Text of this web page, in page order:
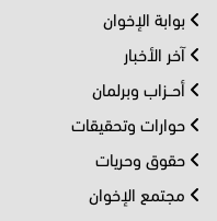
بوابة الإخوان
آخر الأخبار
أحــزاب وبرلمان
حوارات وتحقيقات
حقوق وحريات
مجتمع الإخوان